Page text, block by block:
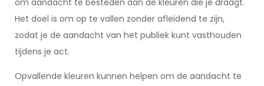
om aandacht te besteden aan de kleuren die je draagt.
Het doel is om op te vallen zonder afleidend te zijn,
zodat je de aandacht van het publiek kunt vasthouden
tijdens je act.
Opvallende kleuren kunnen helpen om de aandacht te